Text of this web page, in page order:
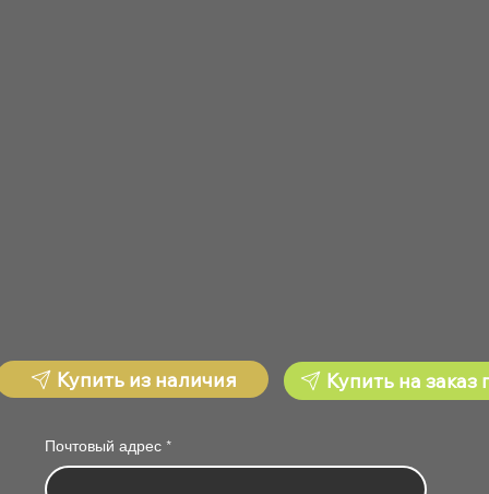
Почтовый адрес *
Купить из наличия Купить на